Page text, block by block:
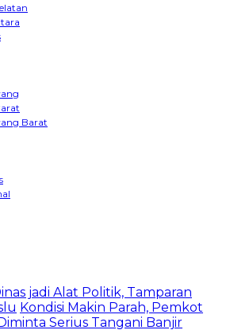
Barat
jadi Alat Politik, Tamparan
Kondisi Makin Parah, Pemkot
Serius Tangani Banjir